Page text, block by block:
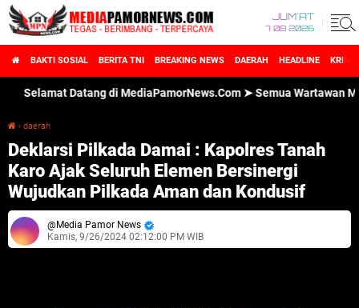
JUM'AT
7 08 2026
BAKTI SOSIAL BERITA TNI BREAKING NEWS DAERAH HEADLINE
Datang di MediaPamorNews.Com ➤ Semua Wartawan
› daerah
Deklarsi Pilkada Damai : Kapolres Tanah
Karo Ajak Seluruh Elemen Bersinergi
Wujudkan Pilkada Aman dan Kondusif
Media Pamor News
Kamis, 9/26/2024 02:12:00 PM WIB